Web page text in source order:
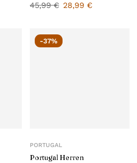
45,99€ 28,99 €
-37%
PORTUGAL
Portugal Herren